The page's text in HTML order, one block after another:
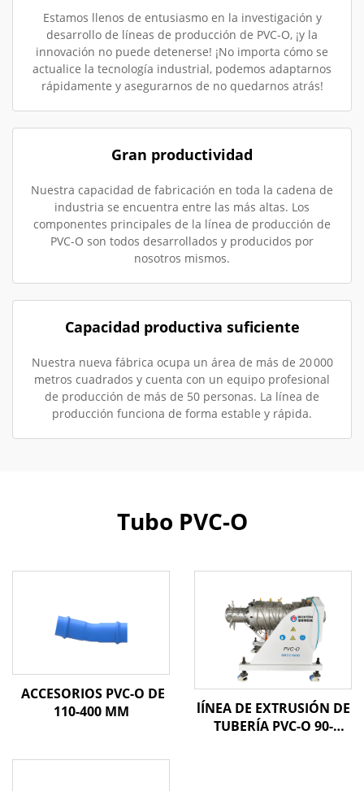
Estamos llenos de entusiasmo en la investigación y
desarrollo de líneas de producción de PVC-O, ¡y la
innovación no puede detenerse! ¡No importa cómo se
actualice la tecnología industrial, podemos adaptarnos
rápidamente y asegurarnos de no quedarnos atrás!
Gran productividad
Nuestra capacidad de fabricación en toda la cadena de
industria se encuentra entre las más altas. Los
componentes principales de la línea de producción de
PVC-O son todos desarrollados y producidos por
nosotros mismos.
Capacidad productiva suficiente
Nuestra nueva fábrica ocupa un área de más de 20 000
metros cuadrados y cuenta con un equipo profesional
de producción de más de 50 personas. La línea de
producción funciona de forma estable y rápida.
Tubo PVC-O
ACCESORIOS PVC-O DE
110-400 MM
lÍNEA DE EXTRUSIÓN DE
TUBERÍA PVC-O 90-